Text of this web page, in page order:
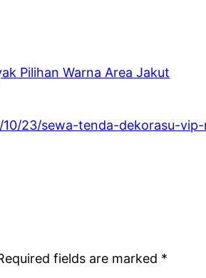
Pilihan Warna Area Jakut
23/sewa-tenda-dekorasu-
fields are marked *